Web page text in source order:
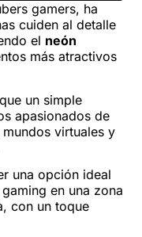
gamers, ha
cuiden al detalle
el neón
más atractivos
un simple
apasionados de
virtuales y
una opción ideal
en una zona
con un toque